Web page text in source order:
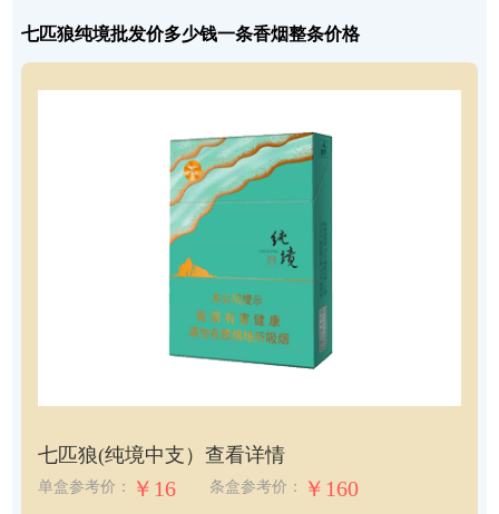
七匹狼纯境批发价多少钱一条香烟整条价格
七匹狼(纯境中支）查看详情
单盒参考价： ￥16 条盒参考价： ￥160